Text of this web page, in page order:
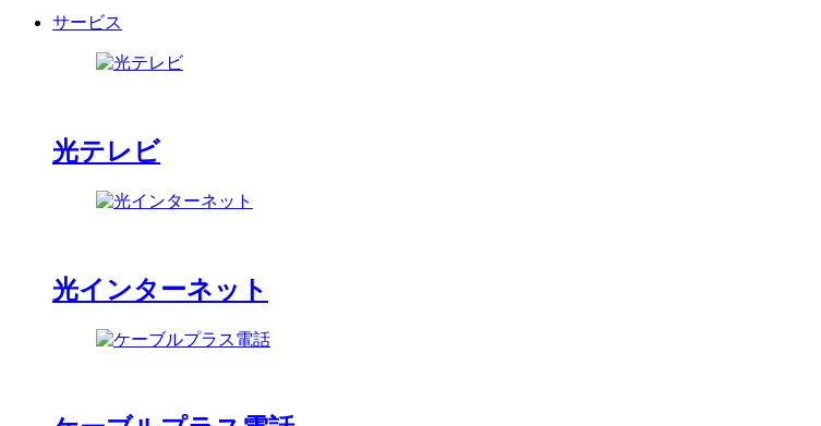
サービス
光テレビ
光インターネット